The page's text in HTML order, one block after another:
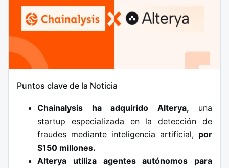
Puntos clave de la Noticia
Chainalysis ha adquirido Alterya, una
startup especializada en la detección de
fraudes mediante inteligencia artificial, por
$150 millones.
Alterya utiliza agentes autónomos para